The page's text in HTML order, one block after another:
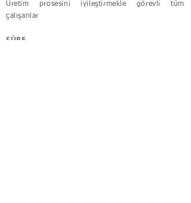
Üretim prosesini iyileştirmekle görevli tüm
çalışanlar
SÜRE